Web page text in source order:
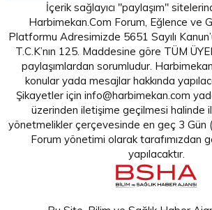
İçerik sağlayıcı "paylaşım"
Harbimekan.Com Forum, Eğlence ve
Platformu Adresimizde 5651 Sayılı
T.C.K’nın 125. Maddesine göre TÜM
paylaşımlardan sorumludur.
konular yada mesajlar hakkında
Şikayetler için info@harbimekan.com
üzerinden iletişime geçilmesi halinde
yönetmelikler çerçevesinde en geç 3 Gün
Forum yönetimi olarak tarafımızdan
yapılacaktır.